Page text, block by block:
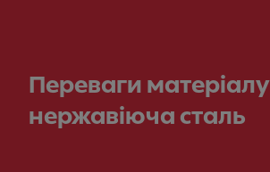
Переваги матеріалу
нержавіюча сталь